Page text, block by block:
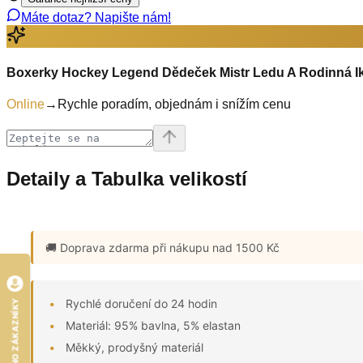
Máte dotaz? Napište nám!
Boxerky Hockey Legend Dědeček Mistr Ledu A Rodinná
Online→ Rychle poradím, objednám i snížím cenu
Detaily a Tabulka velikostí
🚚 Doprava zdarma při nákupu nad 1500 Kč
Rychlé doručení do 24 hodin
Materiál: 95% bavlna, 5% elastan
Měkký, prodyšný materiál